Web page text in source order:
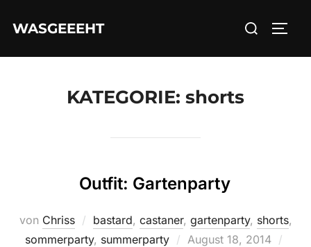
InhaltWASGEEEHT
Suchen
KATEGORIE: shorts
Outfit: Gartenparty
von Chriss bastard, castaner, gartenparty, shorts,
sommerparty, summerparty
Veröffentlicht
August 18, 2014